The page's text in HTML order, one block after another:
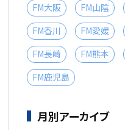
FM大阪
FM山陰
FM香川
FM愛媛
FM長崎
FM熊本
FM鹿児島
月別アーカイブ